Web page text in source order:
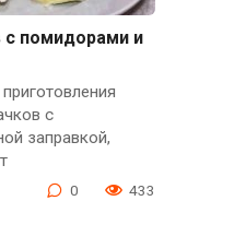
с помидорами и
с
заправкой,
0 433